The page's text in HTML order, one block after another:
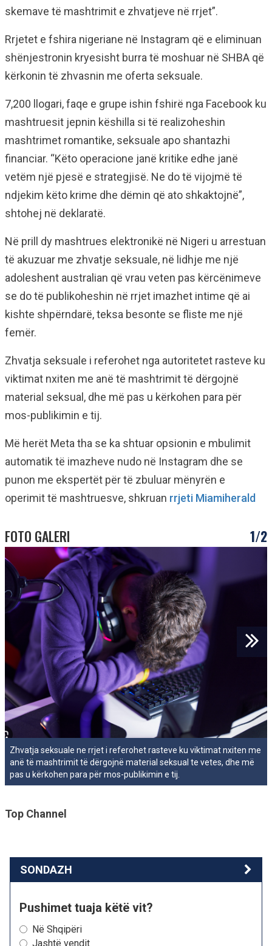
skemave të mashtrimit e zhvatjeve në rrjet”.
Rrjetet e fshira nigeriane në Instagram që e eliminuan
shënjestronin kryesisht burra të moshuar në SHBA që
kërkonin të zhvasnin me oferta seksuale.
7,200 llogari, faqe e grupe ishin fshirë nga Facebook ku
mashtruesit jepnin këshilla si të realizoheshin
mashtrimet romantike, seksuale apo shantazhi
financiar. “Këto operacione janë kritike edhe janë
vetëm një pjesë e strategjisë. Ne do të vijojmë të
ndjekim këto krime dhe dëmin që ato shkaktojnë”,
shtohej në deklaratë.
Në prill dy mashtrues elektronikë në Nigeri u arrestuan
të akuzuar me zhvatje seksuale, në lidhje me një
adoleshent australian që vrau veten pas kërcënimeve
se do të publikoheshin në rrjet imazhet intime që ai
kishte shpërndarë, teksa besonte se fliste me një
femër.
Zhvatja seksuale i referohet nga autoritetet rasteve ku
viktimat nxiten me anë të mashtrimit të dërgojnë
material seksual, dhe më pas u kërkohen para për
mos-publikimin e tij.
Më herët Meta tha se ka shtuar opsionin e mbulimit
automatik të imazheve nudo në Instagram dhe se
punon me ekspertët për të zbuluar mënyrën e
operimit të mashtruesve, shkruan rrjeti Miamiherald
FOTO GALERI 1/2
Zhvatja seksuale ne rrjet i referohet rasteve ku viktimat nxiten me
anë të mashtrimit të dërgojnë material seksual te vetes, dhe më
pas u kërkohen para për mos-publikimin e tij.
Top Channel
SONDAZH
Pushimet tuaja këtë vit?
Në Shqipëri
Jashtë vendit